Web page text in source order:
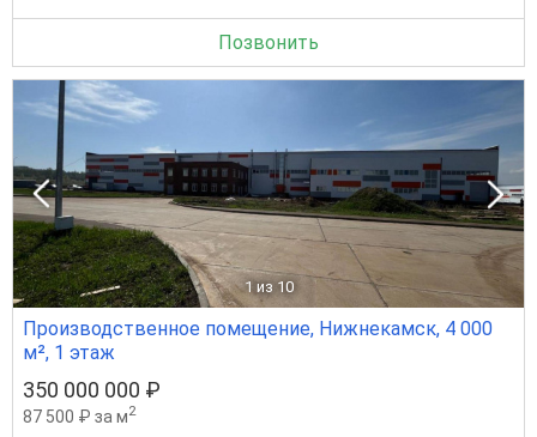
Позвонить
1 из 10
Производственное помещение, Нижнекамск, 4 000
м², 1 этаж
350 000 000 ₽
87 500 ₽ за м2